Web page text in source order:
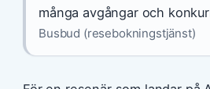
många avgångar och
Busbud (resebokningstjänst)